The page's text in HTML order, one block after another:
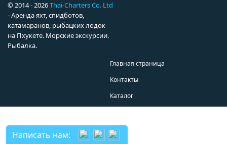
© 2014 - 2026Thai-Charters Co. Ltd
- Аренда яхт, спидботов,
катамаранов, рыбацких лодок
на Пхукете. Морские экскурсии.
Рыбалка.
Главная страница
Контакты
Каталог
Написать нам: